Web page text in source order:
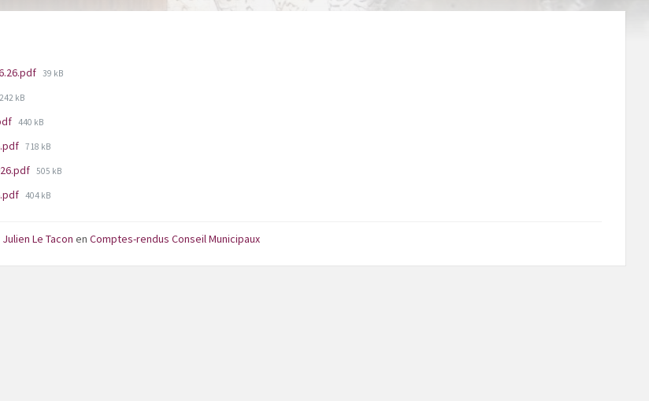
Taille:
39 kB
Taille:
242 kB
Taille:
440 kB
Taille:
718 kB
Taille:
505 kB
Taille:
404 kB
Julien Le Tacon enComptes-rendus Conseil Municipaux